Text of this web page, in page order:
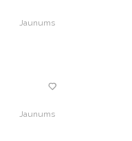
Jaunums
Jaunums